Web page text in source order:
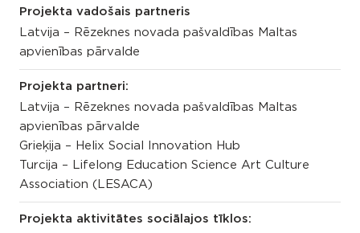
Projekta vadošais partneris
Latvija – Rēzeknes novada pašvaldības Maltas
apvienības pārvalde
Projekta partneri:
Latvija – Rēzeknes novada pašvaldības Maltas
apvienības pārvalde
Grieķija – Helix Social Innovation Hub
Turcija – Lifelong Education Science Art Culture
Association (LESACA)
Projekta aktivitātes sociālajos tīklos: